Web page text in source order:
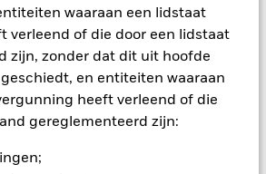
waaraan een lidstaat
verleend of die door een lidstaat
zijn, zonder dat dit uit hoofde
en entiteiten waaraan
heeft verleend of die
gereglementeerd zijn:
risico's. De waarde van aandelen
effecten kan worden beïnvloed door
invloed zijn, behoren politiek en
bedrijfsresultaten en belangrijke
bedrijven. Actief beheer van de
middel van derivaten kan het Fonds
Als de valutablootstelling waartegen